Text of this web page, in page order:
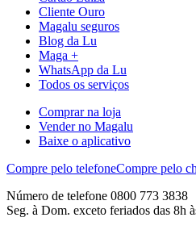
Cliente Ouro
Magalu seguros
Blog da Lu
Maga +
WhatsApp da Lu
Todos os serviços
Comprar na loja
Vender no Magalu
Baixe o aplicativo
Compre pelo telefoneCompre pelo
Número de telefone 0800 773 3838
Seg. à Dom. exceto feriados das 8h